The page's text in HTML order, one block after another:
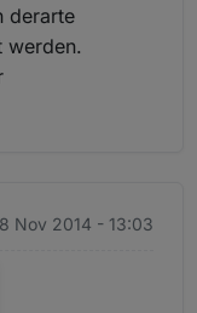
derarte
werden.
Nov 2014 - 13:03